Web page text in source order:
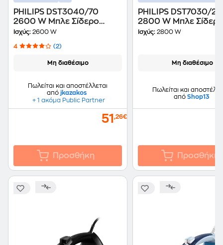
PHILIPS DST3040/70
2600 W Μπλε Σίδερο
Ατμού
Ισχύς: 2600 W
4 (2)
Μη διαθέσιμο
Πωλείται και αποστέλλεται
από jkazakos
+ 1 ακόμα Public Partner
51 ,26€
Προσθήκη
PHILIPS DST7030/20
2800 W Μπλε Σίδερο
Ατμού
Ισχύς: 2800 W
Μη διαθέσιμο
Πωλείται και
από Shop13
Προσθήκη